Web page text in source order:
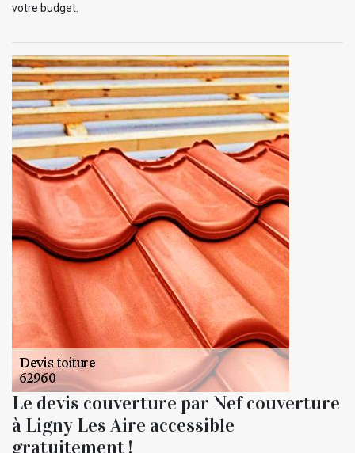
votre budget.
Le devis couverture par Nef couverture
à Ligny Les Aire accessible
gratuitement !